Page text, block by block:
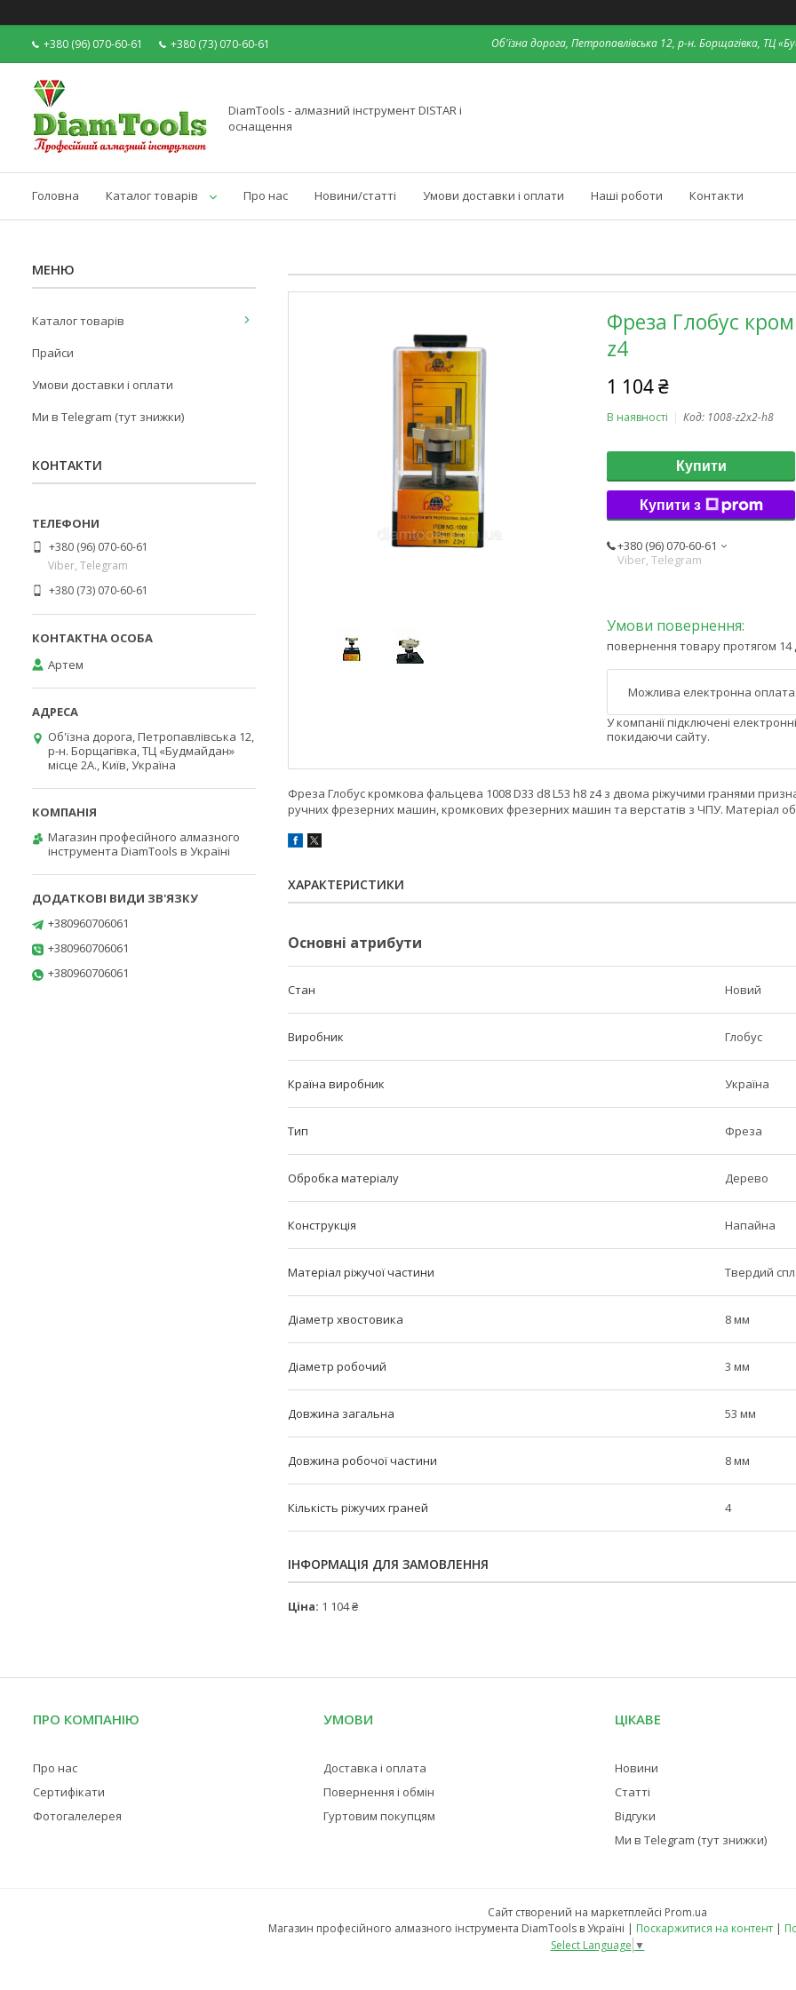
+380 (96) 070-60-61 +380 (73) 070-60-61 Об'їзна дорога, Петропавлівська 12, р-н. Борщагівка, ТЦ
DiamTools - алмазний інструмент DISTAR і
оснащення
Головна Каталог товарів Про нас Новини/статті Умови доставки і оплати Наші роботи Контакти
Фреза Глобус
z4
1 104 ₴
В наявності Код: 1008-z2x2-h8
Купити
Купити з
+380 (96) 070-60-61
Viber, Telegram
повернення товару протягом 14
У компанії підключені
покидаючи сайту.
Фреза Глобус кромкова фальцева 1008 D33 d8 L53 h8 z4 з двома ріжучими гранями
ручних фрезерних машин, кромкових фрезерних машин та верстатів з ЧПУ. Матеріал
ХАРАКТЕРИСТИКИ
Основні атрибути
Стан Новий
Виробник Глобус
Країна виробник Україна
Тип Фреза
Обробка матеріалу Дерево
Конструкція Напайна
Матеріал ріжучої частини Твердий
Діаметр хвостовика 8 мм
Діаметр робочий 3 мм
Довжина загальна 53 мм
Довжина робочої частини 8 мм
Кількість ріжучих граней 4
ІНФОРМАЦІЯ ДЛЯ ЗАМОВЛЕННЯ
Ціна: 1 104 ₴
Каталог товарів
Прайси
Умови доставки і оплати
Ми в Telegram (тут знижки)
КОНТАКТИ
+380 (96) 070-60-61
Viber, Telegram
+380 (73) 070-60-61
Артем
Об'їзна дорога, Петропавлівська 12,
р-н. Борщагівка, ТЦ «Будмайдан»
місце 2А., Київ, Україна
Магазин професійного алмазного
інструмента DiamTools в Україні
+380960706061
+380960706061
+380960706061
ПРО КОМПАНІЮ
Про нас
Сертифікати
Фотогалелерея
УМОВИ
Доставка і оплата
Повернення і обмін
Гуртовим покупцям
ЦІКАВЕ
Новини
Статті
Відгуки
Ми в Telegram (тут знижки)
Сайт створений на маркетплейсі Prom.ua
Магазин професійного алмазного інструмента DiamTools в Україні | Поскаржитися на контент |
Select Language ▼